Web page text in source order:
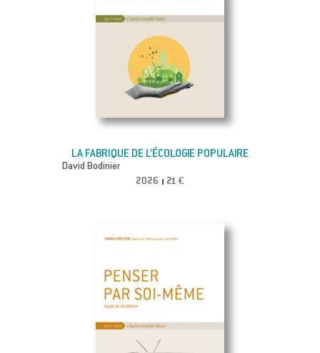
LA FABRIQUE DE L’ÉCOLOGIE POPULAIRE
David Bodinier
2026 21 €